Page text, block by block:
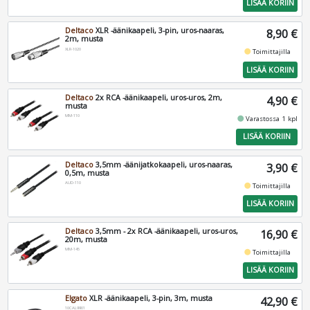
LISÄÄ KORIIN
Deltaco XLR -äänikaapeli, 3-pin, uros-naaras,
2m, musta
XLR-1020
8,90 €
fiber_manual_recordToimittajilla
LISÄÄ KORIIN
Deltaco 2x RCA -äänikaapeli, uros-uros, 2m,
musta
MM-110
4,90 €
fiber_manual_recordVarastossa 1 kpl
LISÄÄ KORIIN
Deltaco 3,5mm -äänijatkokaapeli, uros-naaras,
0,5m, musta
AUD-110
3,90 €
fiber_manual_recordToimittajilla
LISÄÄ KORIIN
Deltaco 3,5mm - 2x RCA -äänikaapeli, uros-uros,
20m, musta
MM-145
16,90 €
fiber_manual_recordToimittajilla
LISÄÄ KORIIN
Elgato XLR -äänikaapeli, 3-pin, 3m, musta
10CAL9901 42,90 €